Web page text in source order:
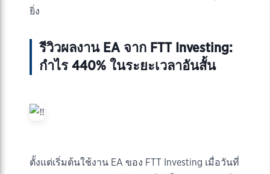
ยิ่ง
รีวิวผลงาน EA จาก FTT Investing:
กำไร 440% ในระยะเวลาอันสั้น
ตั้งแต่เริ่มต้นใช้งาน EA ของ FTT Investing เมื่อวันที่